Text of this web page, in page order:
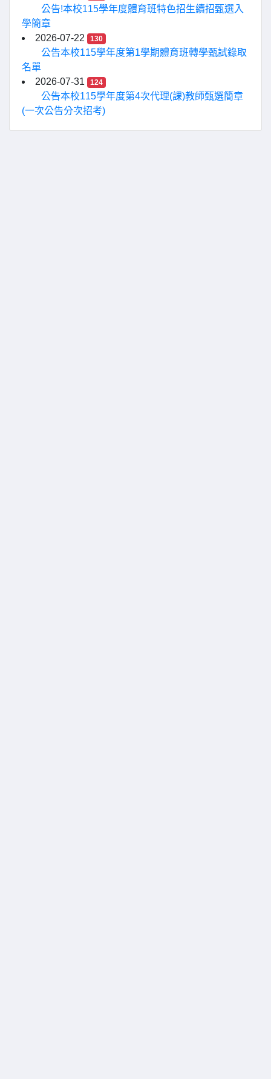
公告!本校115學年度體育班特色招生續招甄選入
學簡章
2026-07-22
130
公告本校115學年度第1學期體育班轉學甄試錄取
名單
2026-07-31
124
公告本校115學年度第4次代理(課)教師甄選簡章
(一次公告分次招考)